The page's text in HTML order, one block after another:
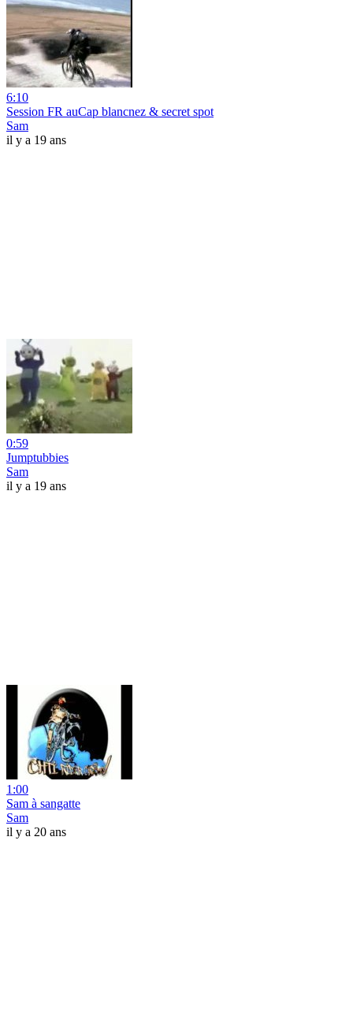
6:10
Session FR auCap blancnez & secret spot
Sam
il y a 19 ans
0:59
Jumptubbies
Sam
il y a 19 ans
1:00
Sam à sangatte
Sam
il y a 20 ans